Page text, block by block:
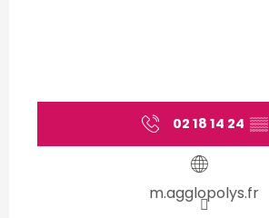
02 18 14 24 ▒▒
m.agglopolys.fr